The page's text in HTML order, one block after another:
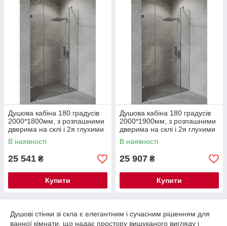
Душова кабіна 180 градусів
2000*1800мм, з розпашними
дверима на склі і 2я глухими
частинами
В наявності
25 541 ₴
Купити
Душова кабіна 180 градусів
2000*1900мм, з розпашними
дверима на склі і 2я глухими
частинами
В наявності
25 907 ₴
Купити
Душові стінки зі скла є елегантним і сучасним рішенням для
ванної кімнати, що надає простору вишуканого вигляду і